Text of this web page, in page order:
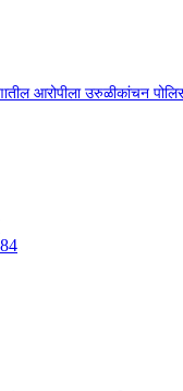
आरोपीला उरुळीकांचन